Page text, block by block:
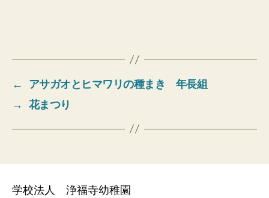
←
アサガオとヒマワリの種まき 年長組
→
花まつり
学校法人 浄福寺幼稚園